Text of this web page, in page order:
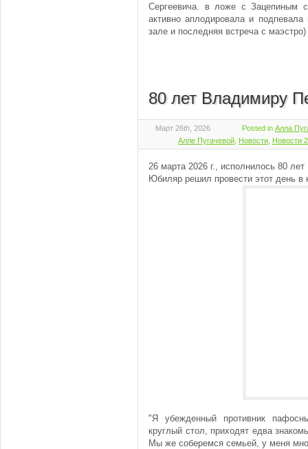
Сергеевича. в ложе с Зацепиным
активно аплодировала и
зале и последняя встреча с маэстро)
80 лет Владимиру
Март 26th, 2026 Posted in Алла
Алле Пугачевой Новости Новости
26 марта 2026 г., исполнилось 80
Юбиляр решил провести этот день в
"Я убежденный противник
круглый стол, приходят едва
Мы же соберемся семьей, у меня